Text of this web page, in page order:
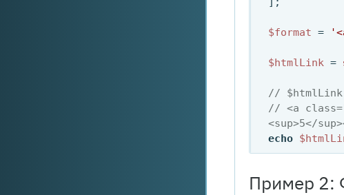
$format =
$htmlLink =
// $htmlLink
// <a
<sup>5</
echo
Пример 2: